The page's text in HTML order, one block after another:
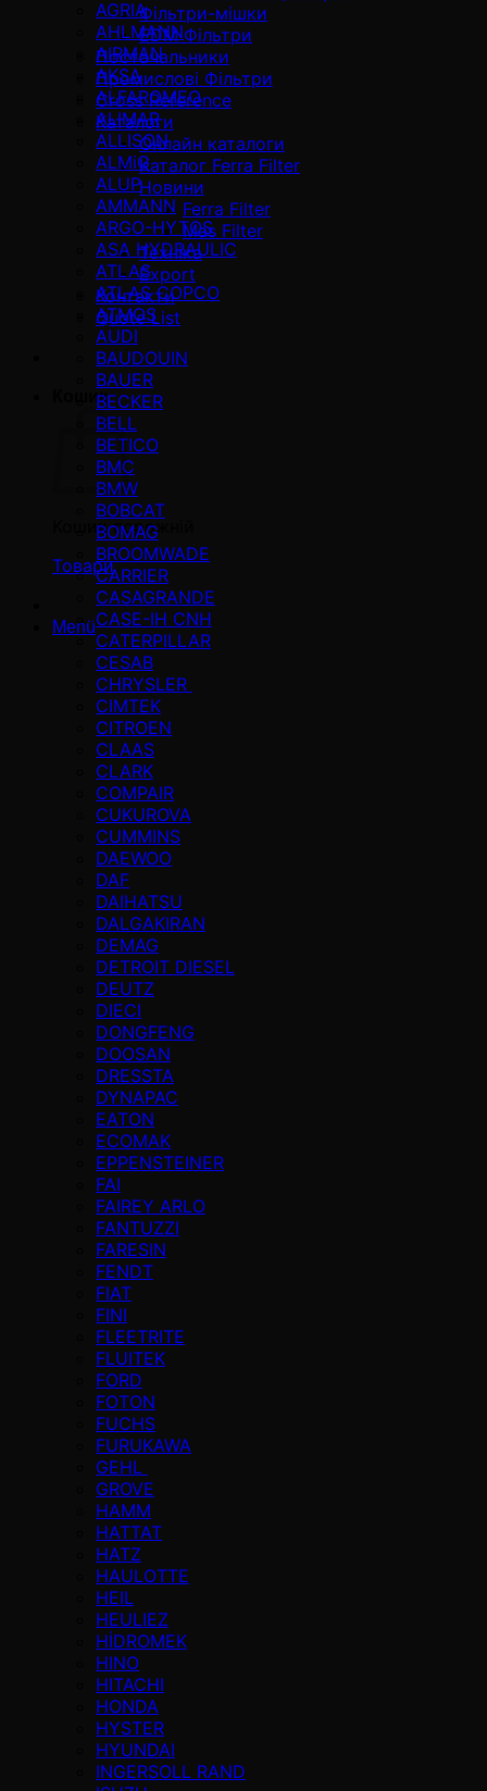
Фільтри-мішки
EDM Фільтри
Постачальники
Промислові Фільтри
Cross Reference
Каталоги
Онлайн каталоги
Каталог Ferra Filter
Новини
Ferra Filter
Mas Filter
Техніка
Export
Контакти
Quote List
Кошик
Кошик порожній
Товари
Menü
AGRIA
AHLMANN
AIRMAN
AKSA
ALFAROMEO
ALIMAR
ALLISON
ALMiG
ALUP
AMMANN
ARGO-HYTOS
ASA HYDRAULIC
ATLAS
ATLAS COPCO
ATMOS
AUDI
BAUDOUIN
BAUER
BECKER
BELL
BETICO
BMC
BMW
BOBCAT
BOMAG
BROOMWADE
CARRIER
CASAGRANDE
CASE-IH CNH
CATERPILLAR
CESAB
CHRYSLER
CIMTEK
CITROEN
CLAAS
CLARK
COMPAIR
CUKUROVA
CUMMINS
DAEWOO
DAF
DAIHATSU
DALGAKIRAN
DEMAG
DETROIT DIESEL
DEUTZ
DIECI
DONGFENG
DOOSAN
DRESSTA
DYNAPAC
EATON
ECOMAK
EPPENSTEINER
FAI
FAIREY ARLO
FANTUZZI
FARESIN
FENDT
FIAT
FINI
FLEETRITE
FLUITEK
FORD
FOTON
FUCHS
FURUKAWA
GEHL
GROVE
HAMM
HATTAT
HATZ
HAULOTTE
HEIL
HEULIEZ
HİDROMEK
HINO
HITACHI
HONDA
HYSTER
HYUNDAI
INGERSOLL RAND